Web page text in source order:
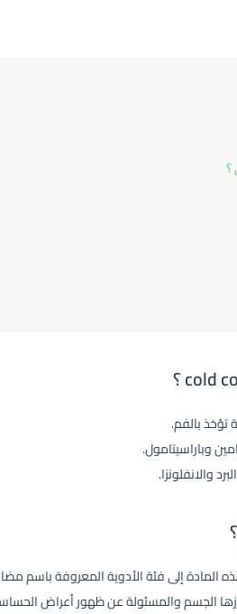
بالفم.
وباراسيتامول.
والانفلونزا.
المادة إلى فئة الأدوية المعروفة باسم
الجسم والمسئولة عن ظهور أعراض